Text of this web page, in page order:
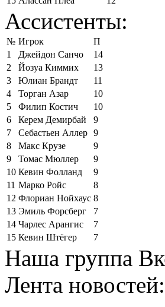
Ассистенты:
№ Игрок
П
1
Джейдон Санчо
14
2
Йозуа Киммих
13
3
Юлиан Брандт
11
4
Торган Азар
10
5
Филип Костич
10
6
Керем Демирбай
9
7
Себастьен Аллер 9
8
Макс Крузе
9
9
Томас Мюллер
9
10 Кевин Фолланд
9
11 Марко Ройс
8
12 Флориан Нойхаус 8
13 Эмиль Форсберг
7
14 Чарлес Арангис
7
15 Кевин Штёгер 7
Наша группа
Лента новостей: